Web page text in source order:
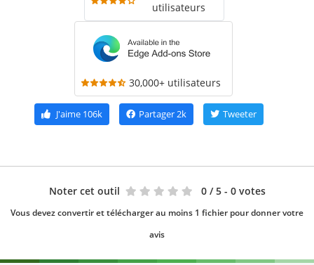
utilisateurs
30,000+ utilisateurs
J'aime106k Partager2k Tweeter
Noter cet outil 0 / 5 - 0 votes
Vous devez convertir et télécharger au moins 1 fichier pour donner votre
avis